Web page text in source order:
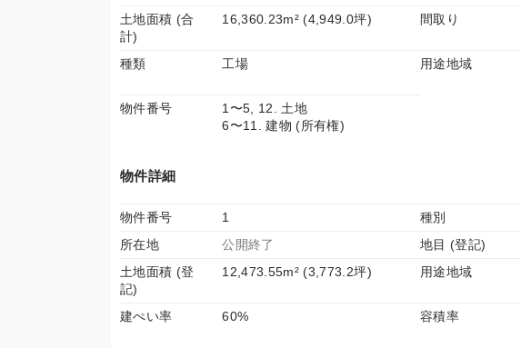
土地面積 (合
計)
16,360.23m² (4,949.0坪) 間取り
種類 工場 用途地域
物件番号
1〜5, 12. 土地
6〜11. 建物 (所有権)
物件詳細
物件番号 1 種別
所在地
公開終了 地目 (登記)
土地面積 (登
記)
12,473.55m² (3,773.2坪) 用途地域
建ぺい率
60% 容積率